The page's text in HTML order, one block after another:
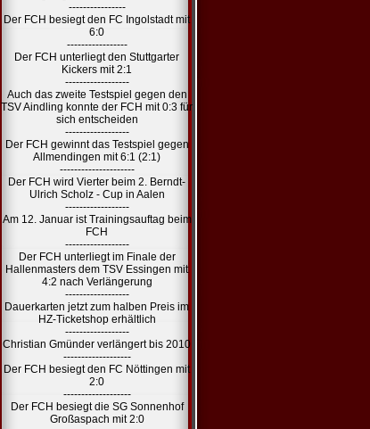
----------------
Der FCH besiegt den FC Ingolstadt mit
6:0
-----------------
Der FCH unterliegt den Stuttgarter
Kickers mit 2:1
------------------
Auch das zweite Testspiel gegen den
TSV Aindling konnte der FCH mit 0:3 für
sich entscheiden
------------------
Der FCH gewinnt das Testspiel gegen
Allmendingen mit 6:1 (2:1)
---------------------
Der FCH wird Vierter beim 2. Berndt-
Ulrich Scholz - Cup in Aalen
------------------
Am 12. Januar ist Trainingsauftag beim
FCH
------------------
Der FCH unterliegt im Finale der
Hallenmasters dem TSV Essingen mit
4:2 nach Verlängerung
------------------
Dauerkarten jetzt zum halben Preis im
HZ-Ticketshop erhältlich
------------------
Christian Gmünder verlängert bis 2010
-------------------
Der FCH besiegt den FC Nöttingen mit
2:0
-------------------
Der FCH besiegt die SG Sonnenhof
Großaspach mit 2:0